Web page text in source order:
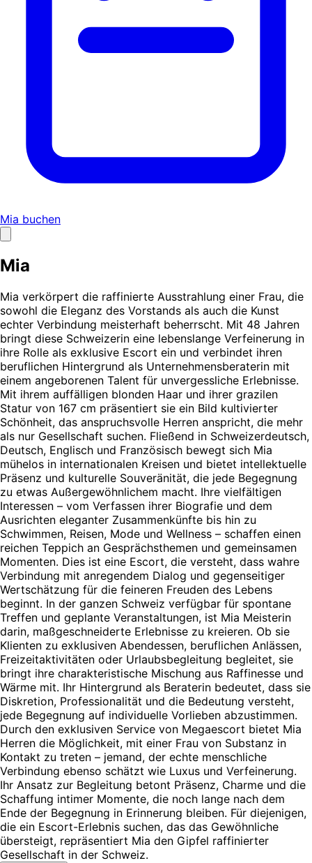
Mia buchen
Mia
Mia verkörpert die raffinierte Ausstrahlung einer Frau, die
sowohl die Eleganz des Vorstands als auch die Kunst
echter Verbindung meisterhaft beherrscht. Mit 48 Jahren
bringt diese Schweizerin eine lebenslange Verfeinerung in
ihre Rolle als exklusive Escort ein und verbindet ihren
beruflichen Hintergrund als Unternehmensberaterin mit
einem angeborenen Talent für unvergessliche Erlebnisse.
Mit ihrem auffälligen blonden Haar und ihrer grazilen
Statur von 167 cm präsentiert sie ein Bild kultivierter
Schönheit, das anspruchsvolle Herren anspricht, die mehr
als nur Gesellschaft suchen. Fließend in Schweizerdeutsch,
Deutsch, Englisch und Französisch bewegt sich Mia
mühelos in internationalen Kreisen und bietet intellektuelle
Präsenz und kulturelle Souveränität, die jede Begegnung
zu etwas Außergewöhnlichem macht. Ihre vielfältigen
Interessen – vom Verfassen ihrer Biografie und dem
Ausrichten eleganter Zusammenkünfte bis hin zu
Schwimmen, Reisen, Mode und Wellness – schaffen einen
reichen Teppich an Gesprächsthemen und gemeinsamen
Momenten. Dies ist eine Escort, die versteht, dass wahre
Verbindung mit anregendem Dialog und gegenseitiger
Wertschätzung für die feineren Freuden des Lebens
beginnt. In der ganzen Schweiz verfügbar für spontane
Treffen und geplante Veranstaltungen, ist Mia Meisterin
darin, maßgeschneiderte Erlebnisse zu kreieren. Ob sie
Klienten zu exklusiven Abendessen, beruflichen Anlässen,
Freizeitaktivitäten oder Urlaubsbegleitung begleitet, sie
bringt ihre charakteristische Mischung aus Raffinesse und
Wärme mit. Ihr Hintergrund als Beraterin bedeutet, dass sie
Diskretion, Professionalität und die Bedeutung versteht,
jede Begegnung auf individuelle Vorlieben abzustimmen.
Durch den exklusiven Service von Megaescort bietet Mia
Herren die Möglichkeit, mit einer Frau von Substanz in
Kontakt zu treten – jemand, der echte menschliche
Verbindung ebenso schätzt wie Luxus und Verfeinerung.
Ihr Ansatz zur Begleitung betont Präsenz, Charme und die
Schaffung intimer Momente, die noch lange nach dem
Ende der Begegnung in Erinnerung bleiben. Für diejenigen,
die ein Escort-Erlebnis suchen, das das Gewöhnliche
übersteigt, repräsentiert Mia den Gipfel raffinierter
Gesellschaft in der Schweiz.